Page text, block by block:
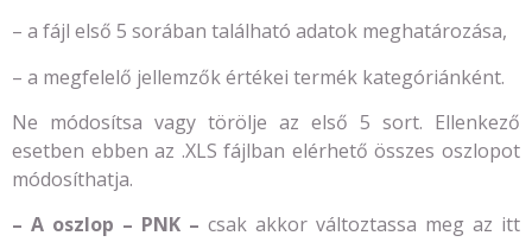
– a fájl első 5 sorában található adatok meghatározása,
– a megfelelő jellemzők értékei termék kategóriánként.
Ne módosítsa vagy törölje az első 5 sort. Ellenkező
esetben ebben az .XLS fájlban elérhető összes oszlopot
módosíthatja.
– A oszlop – PNK – csak akkor változtassa meg az itt